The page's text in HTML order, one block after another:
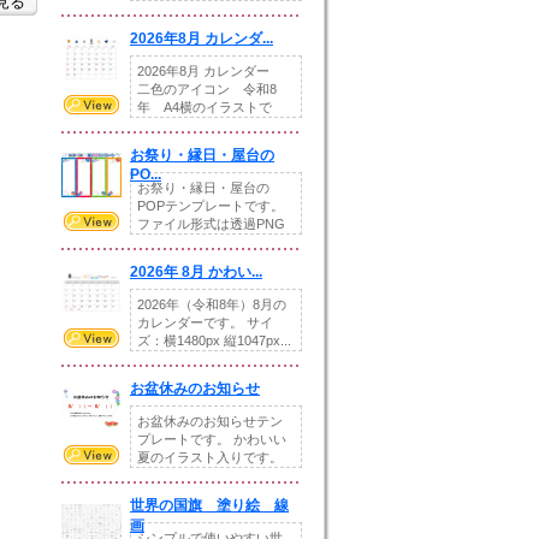
2026年8月 カレンダ...
2026年8月 カレンダー
二色のアイコン 令和8
年 A4横のイラストで
お祭り・縁日・屋台の
PO...
お祭り・縁日・屋台の
POPテンプレートです。
ファイル形式は透過PNG
2026年 8月 かわい...
2026年（令和8年）8月の
カレンダーです。 サイ
ズ：横1480px 縦1047px...
お盆休みのお知らせ
お盆休みのお知らせテン
プレートです。 かわいい
夏のイラスト入りです。
世界の国旗 塗り絵 線
画